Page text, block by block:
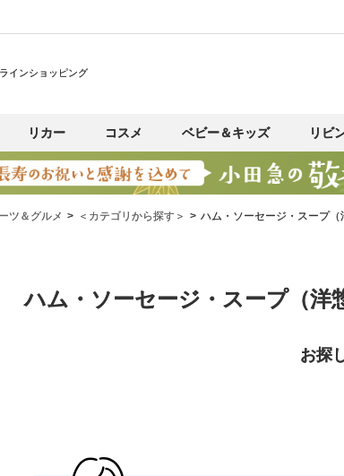
インショッピング
リカー コスメ ベビー＆キッズ リビ
ツ＆グルメ ＜カテゴリから探す＞ ハム・ソーセージ・スープ（
ハム・ソーセージ・スープ（洋
お探